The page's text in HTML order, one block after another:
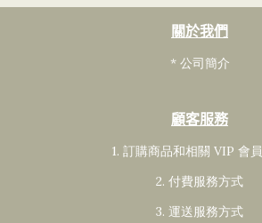
關於我們
* 公司簡介
顧客服務
1. 訂購商品和相關 VIP 會員
2. 付費服務方式
3. 運送服務方式